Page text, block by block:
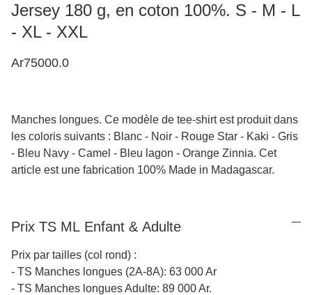
Jersey 180 g, en coton 100%. S - M - L
- XL - XXL
Ar75000.0
Manches longues. Ce modèle de tee-shirt est produit dans
les coloris suivants : Blanc - Noir - Rouge Star - Kaki - Gris
- Bleu Navy - Camel - Bleu lagon - Orange Zinnia. Cet
article est une fabrication 100% Made in Madagascar.
Prix TS ML Enfant & Adulte
Prix par tailles (col rond) :
- TS Manches longues (2A-8A): 63 000 Ar
- TS Manches longues Adulte: 89 000 Ar.